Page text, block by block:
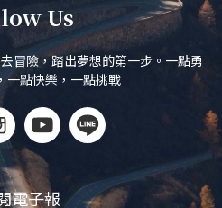
Us
冒險，踏出夢想的第一步。一點勇
一點快樂，一點挑戰
電子報